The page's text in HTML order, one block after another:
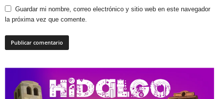
Guardar mi nombre, correo electrónico y sitio web en este navegador
la próxima vez que comente.